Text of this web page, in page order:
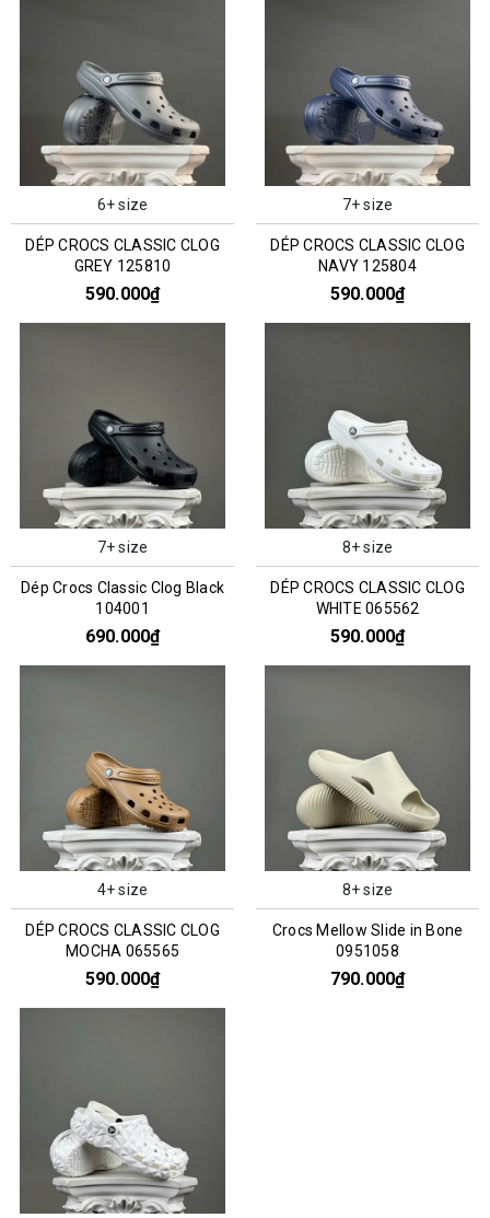
6+ size
DÉP CROCS CLASSIC CLOG
GREY 125810
590.000₫
7+ size
DÉP CROCS CLASSIC CLOG
NAVY 125804
590.000₫
7+ size
Dép Crocs Classic Clog Black
104001
690.000₫
8+ size
DÉP CROCS CLASSIC CLOG
WHITE 065562
590.000₫
4+ size
DÉP CROCS CLASSIC CLOG
MOCHA 065565
590.000₫
8+ size
Crocs Mellow Slide in Bone
0951058
790.000₫